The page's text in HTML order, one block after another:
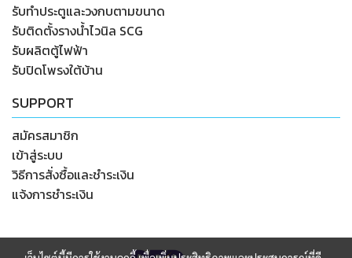
รับทำประตูและวงกบตามขนาด
รับติดตั้งรางน้ำไวนิล SCG
รับผลิตตู้ไฟฟ้า
รับปิดโพรงใต้บ้าน
SUPPORT
สมัครสมาชิก
เข้าสู่ระบบ
วิธีการสั่งซื้อและชำระเงิน
แจ้งการชำระเงิน